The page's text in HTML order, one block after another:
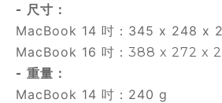
- 尺寸：
MacBook 14 吋：345 x 248 x
MacBook 16 吋 ：388 x 272 x
- 重量：
MacBook 14 吋：240 g